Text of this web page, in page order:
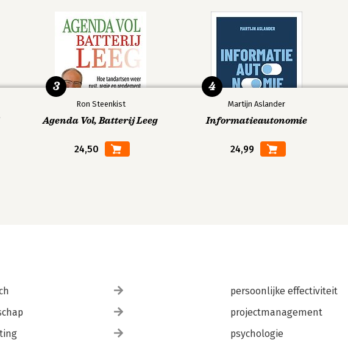
Ron Steenkist
Agenda Vol, Batterij Leeg
24,50
3
Martijn Aslander
Informatieautonomie
24,99
4
persoonlijke effectiviteit
projectmanagement
psychologie